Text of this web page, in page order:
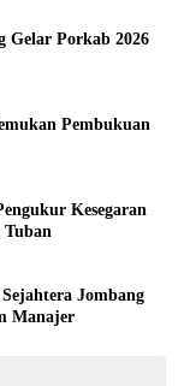
Gelar Porkab 2026
Pembukuan
Kesegaran
Tuban
Jombang
Manajer